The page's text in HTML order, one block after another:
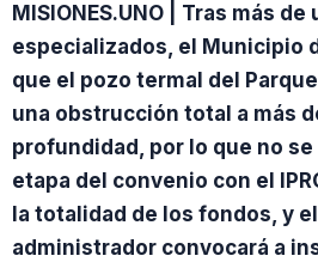
MISIONES.UNO | Tras más
especializados, el Municipio
que el pozo termal del
una obstrucción total a más
profundidad, por lo que no
etapa del convenio con el
la totalidad de los fondos, y
administrador convocará a